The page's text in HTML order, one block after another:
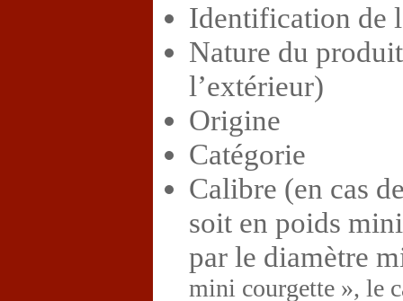
Identification de
Nature du
l’extérieur)
Origine
Catégorie
Calibre (en cas
soit en poids
par le diamètre
mini courgette », le